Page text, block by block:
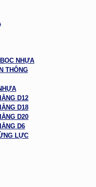
NHỰA
THÔNG
D12
D18
D20
D6
LỰC